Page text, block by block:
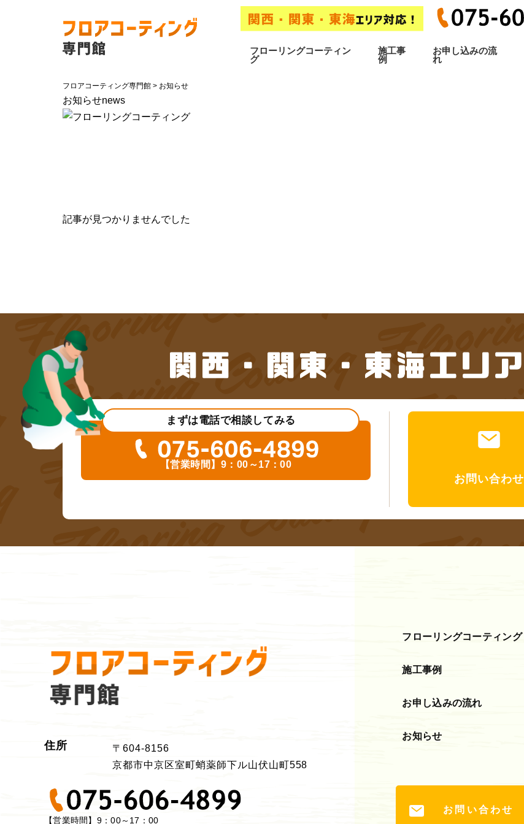
フローリングコーティン
グ
施工事
例
お申し込みの流
れ
フロアコーティング専門館 > お知らせ
お知らせnews
記事が見つかりませんでした
まずは電話で相談してみる
【営業時間】9：00～17：00
お問い合わせ
住所
〒604-8156
京都市中京区室町蛸薬師下ル山伏山町558
【営業時間】9：00～17：00
フローリングコーティング
施工事例
お申し込みの流れ
お知らせ
お問い合わせ